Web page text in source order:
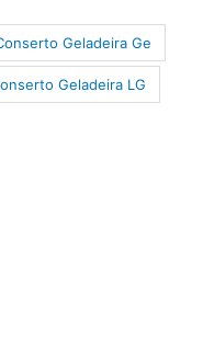
Geladeira Ge
Geladeira LG